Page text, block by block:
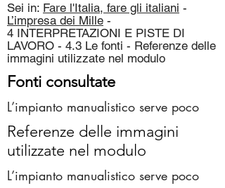
Sei in: Fare l'Italia, fare gli italiani -
L’impresa dei Mille -
4 INTERPRETAZIONI E PISTE DI
LAVORO - 4.3 Le fonti - Referenze delle
immagini utilizzate nel modulo
Fonti consultate
L’impianto manualistico serve poco
Referenze delle immagini
utilizzate nel modulo
L’impianto manualistico serve poco